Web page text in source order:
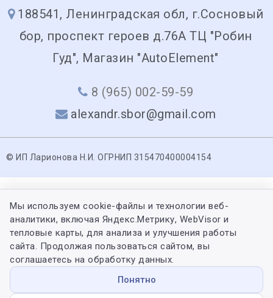
188541, Ленинградская обл, г.Сосновый
бор, проспект героев д.76А ТЦ "Робин
Гуд", Магазин "AutoElement"
8 (965) 002-59-59
alexandr.sbor@gmail.com
© ИП Ларионова Н.И. ОГРНИП 315470400004154
Мы используем cookie-файлы и технологии веб-
аналитики, включая Яндекс.Метрику, WebVisor и
тепловые карты, для анализа и улучшения работы
сайта. Продолжая пользоваться сайтом, вы
соглашаетесь на обработку данных.
Понятно